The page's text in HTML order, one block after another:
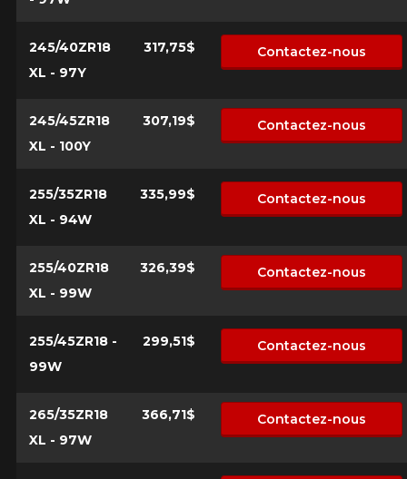
245/40ZR18
XL - 97Y
317,75$ Contactez-nous
245/45ZR18
XL - 100Y
307,19$ Contactez-nous
255/35ZR18
XL - 94W
335,99$ Contactez-nous
255/40ZR18
XL - 99W
326,39$ Contactez-nous
255/45ZR18 -
99W
299,51$ Contactez-nous
265/35ZR18
XL - 97W
366,71$ Contactez-nous